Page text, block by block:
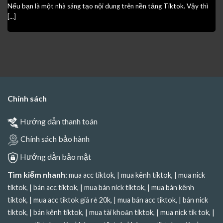
Nếu bạn là một nhà sáng tạo nội dung trên nền tảng Tiktok. Vậy thì
[...]
Chính sách
Hướng dẫn thanh toán
Chính sách bảo hành
Hướng dẫn bảo mật
Tìm kiếm nhanh: mua acc tiktok, | mua kênh tiktok, | mua nick
tiktok, | bán acc tiktok, | mua bán nick tiktok, | mua bán kênh
tiktok, | mua acc tiktok giá rẻ 20k, | mua bán acc tiktok, | bán nick
tiktok, | bán kênh tiktok, | mua tài khoản tiktok, | mua nick tik tok, |